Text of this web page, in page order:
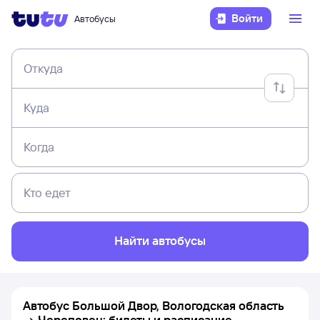
Автобусы Войти
Откуда
Куда
Когда
Кто едет
Найти автобусы
Автобус Большой Двор, Вологодская область